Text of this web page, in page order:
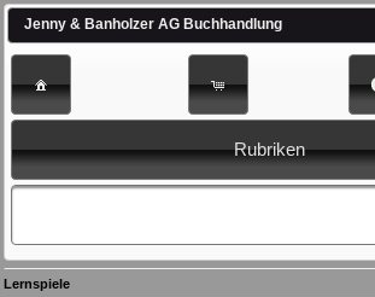
Jenny & Banholzer AG Buchhandlung
Rubriken
Lernspiele